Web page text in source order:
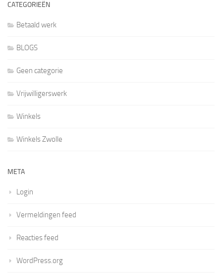
CATEGORIEËN
Betaald werk
BLOGS
Geen categorie
Vrijwilligerswerk
Winkels
Winkels Zwolle
META
Login
Vermeldingen feed
Reacties feed
WordPress.org